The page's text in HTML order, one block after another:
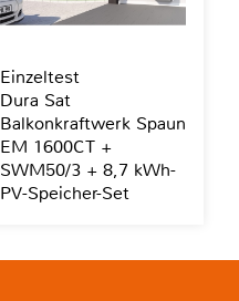
Einzeltest
Dura Sat
Balkonkraftwerk Spaun
EM 1600CT +
SWM50/3 + 8,7 kWh-
PV-Speicher-Set